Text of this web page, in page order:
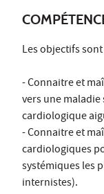
Les objectifs sont
- Connaitre et
vers une
cardiologique
- Connaitre et
cardiologiques
systémiques les
internistes).